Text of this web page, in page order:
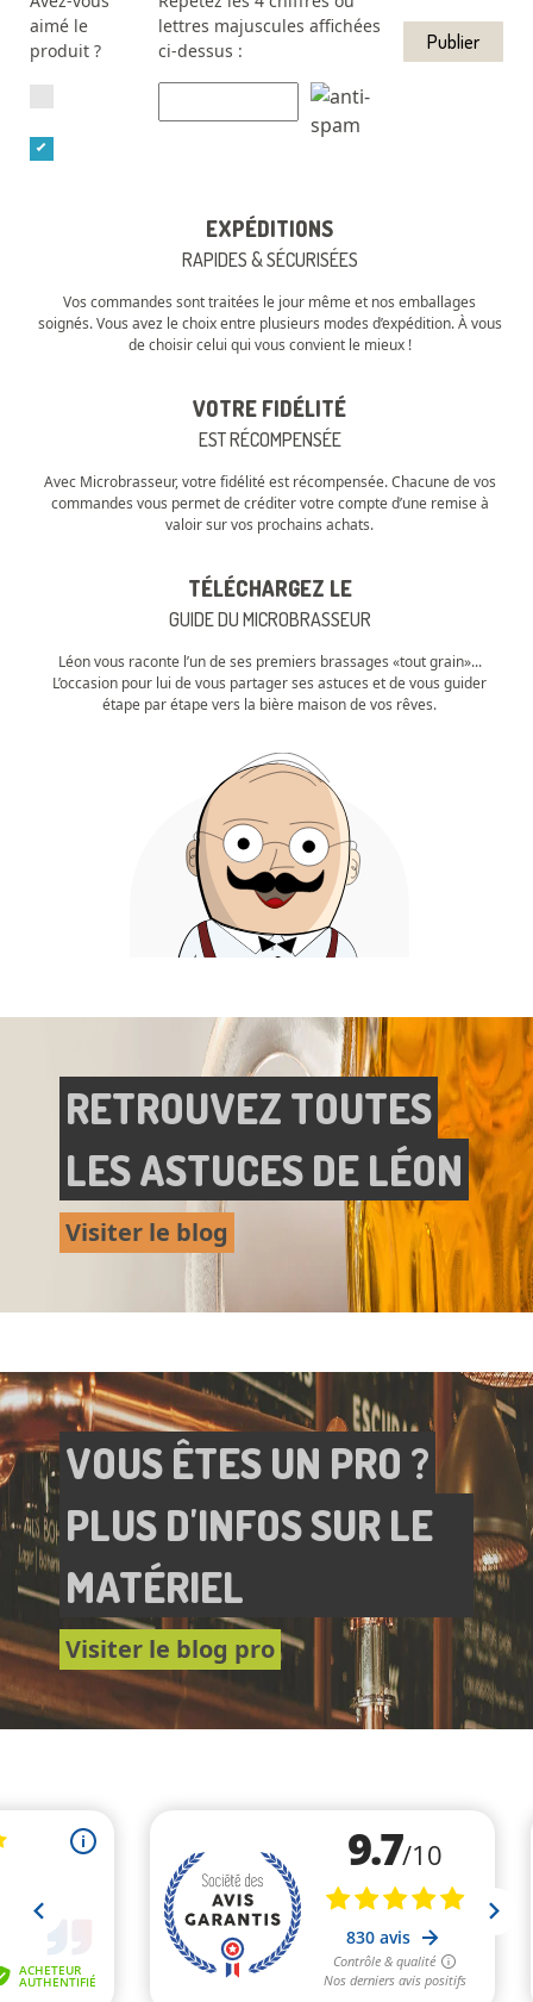
aimé le
produit ?
lettres majuscules affichées
ci-dessus :
EXPÉDITIONS
RAPIDES & SÉCURISÉES
Vos commandes sont traitées le jour même et nos emballages
soignés. Vous avez le choix entre plusieurs modes d’expédition. À vous
de choisir celui qui vous convient le mieux !
VOTRE FIDÉLITÉ
EST RÉCOMPENSÉE
Avec Microbrasseur, votre fidélité est récompensée. Chacune de vos
commandes vous permet de créditer votre compte d’une remise à
valoir sur vos prochains achats.
TÉLÉCHARGEZ LE
GUIDE DU MICROBRASSEUR
Léon vous raconte l’un de ses premiers brassages «tout grain»...
L’occasion pour lui de vous partager ses astuces et de vous guider
étape par étape vers la bière maison de vos rêves.
RETROUVEZ TOUTES
LES ASTUCES DE LÉON
Visiter le blog
VOUS ÊTES UN PRO ?
PLUS D'INFOS SUR LE
MATÉRIEL
Visiter le blog pro